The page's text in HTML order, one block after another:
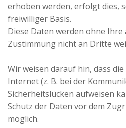
erhoben werden, erfolgt dies,
freiwilliger Basis.
Diese Daten werden ohne Ihre
Zustimmung nicht an Dritte
Wir weisen darauf hin, dass
Internet (z. B. bei der
Sicherheitslücken aufweisen
Schutz der Daten vor dem
möglich.